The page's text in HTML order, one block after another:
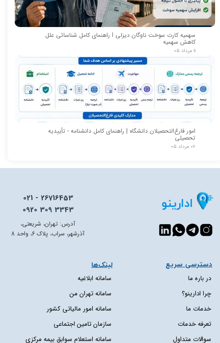
سهمیه کارت سوخت ناوگان دیزلی I راهنمای کامل شناسائی علل
کاهش سهمیه
۱۱ مرداد ۰۵
امور فارغ‌التحصیلان دانشگاه | راهنمای کامل دانشنامه - تأییدیه
تحصیلی
۰۲ مرداد ۰۵
ادارینو
021 - 26716453
0920 309 3343
در باره ما
چرا ادارینو؟
خدمات ما
تعرفه خدمات
سوالات متداول
دسترسی سریع​​​​​​​ لینک‌ها
سامانه ابلاغیه
سامانه تهران من
سامانه امور مالیاتی کشور
سازمان تامین اجتماعی
سامانه استعلام سوابق بیمه مرکزی
آدرس: تهران، شریعتی،
آذرشهر، سراب، پلاک 6، واحد 8